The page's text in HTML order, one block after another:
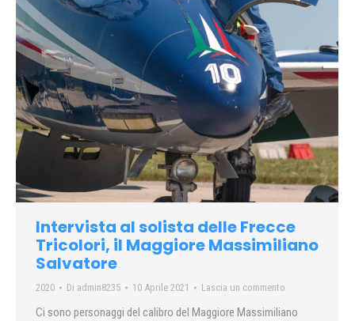
Intervista al solista delle Frecce
Tricolori, il Maggiore Massimiliano
Salvatore
2020 Di admin8235 10 Aprile 2021 Lascia un commento
Ci sono personaggi del calibro del Maggiore Massimiliano